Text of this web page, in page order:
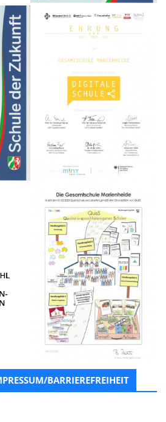
BARRIEREFREIHEIT